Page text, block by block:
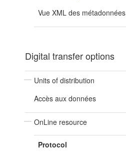
Vue XML des métadonnées
Digital transfer options
Units of distribution
Accès aux données
OnLine resource
Protocol